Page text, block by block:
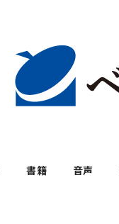
書籍 音声